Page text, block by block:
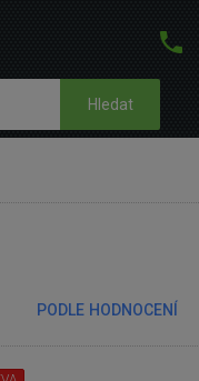
Hledat
PODLE HODNOCENÍ